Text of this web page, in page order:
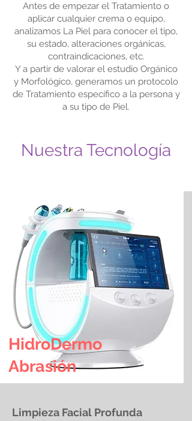
Antes de empezar el Tratamiento o
aplicar cualquier crema o equipo,
analizamos La Piel para conocer el tipo,
su estado, alteraciones orgánicas,
contraindicaciones, etc.
Y a partir de valorar el estudio Orgánico
y Morfológico, generamos un protocolo
de Tratamiento específico a la persona y
a su tipo de Piel.
Nuestra Tecnología
HidroDermo
Abrasión
Limpieza Facial Profunda